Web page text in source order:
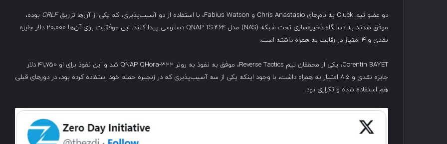
دو عضو تیم Cluck به نام‌های Chris Anastasio و Fabius Watson، با استفاده از دو آسیب‌پذیری، که یکی از آن‌ها تزریق CRLF بوده،
موفق شدند به دستگاه ذخیره‌سازی تحت شبکه (NAS) مدل QNAP TS-464 دسترسی پیدا کنند. این موفقیت برای آن‌ها ۲۰٬۰۰۰ دلار جایزه
نقدی و ۴ امتیاز در رقابت به همراه داشته است.
Corentin BAYET، یکی از محققان تیم Reverse Tactics، موفق به نفوذ به روتر QNAP QHora-322 شد و این نفوذ برای او ۴۱٬۷۵۰ دلار
جایزه نقدی و ۸.۵ امتیاز به همراه داشت، با وجود اینکه یکی از سه آسیب‌پذیری که در زنجیره حمله خود استفاده کرده بود، در دورهای قبلی
هم استفاده شده و تکراری بود.